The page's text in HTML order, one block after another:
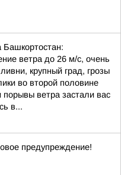
ветра до 26 м/с, очень
крупный град, грозы
во второй половине
ветра застали вас
в...
предупреждение!